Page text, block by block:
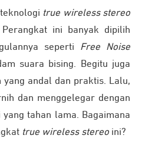
true wireless stereo
ini banyak dipilih
seperti Free Noise
suara bising. Begitu juga
andal dan praktis. Lalu,
dan menggelegar dengan
tahan lama. Bagaimana
true wireless stereo ini?